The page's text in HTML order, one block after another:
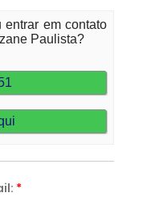
entrar em contato
Paulista?
*